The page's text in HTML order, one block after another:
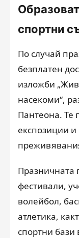
спортни
По случай
безплатен
изложби
насекоми“,
Пантеона. Те
експозиции
Празничната
фестивали,
волейбол,
атлетика,
спортни бази